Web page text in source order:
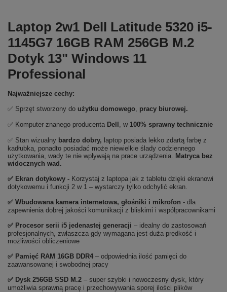
Laptop 2w1 Dell Latitude 5320 i5-
1145G7 16GB RAM 256GB M.2
Dotyk 13" Windows 11
Professional
Najważniejsze cechy:
✅ Sprzęt stworzony do użytku domowego, pracy biurowej.
✅ Komputer znanego producenta Dell , w 100% sprawny technicznie
✅ Stan wizualny bardzo dobry, laptop posiada lekko zdartą farbę z
kadłubka, ponadto posiadać może niewielkie ślady codziennego
użytkowania, wady te nie wpływają na prace urządzenia. Matryca bez
widocznych wad.
✅ Ekran dotykowy - Korzystaj z laptopa jak z tabletu dzięki ekranowi
dotykowemu i funkcji 2 w 1 – wystarczy tylko odchylić ekran.
✅ Wbudowana kamera internetowa, głośniki i mikrofon - dla
zapewnienia dobrej jakości komunikacji z bliskimi i współpracownikami
✅ Procesor serii i5 jedenastej generacji – idealny do zastosowań
profesjonalnych, zwłaszcza gdy wymagana jest duża prędkość i
możliwości obliczeniowe
✅ Pamięć RAM 16GB DDR4 – odpowiednia ilość pamięci do
zaawansowanej i swobodnej pracy
✅ Dysk 256GB SSD M.2 – super szybki i nowoczesny dysk, który
umożliwia sprawną pracę i przechowywania sporej ilości plików